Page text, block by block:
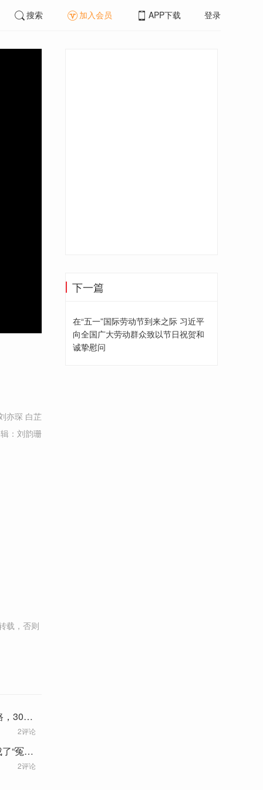
搜索 加入会员 APP下载 登录
亦琛 白芷
：刘韵珊
载，否则
，30岁
2评论
“冤种
2评论
下一篇
在“五一”国际劳动节到来之际 习近平
向全国广大劳动群众致以节日祝贺和
诚挚慰问